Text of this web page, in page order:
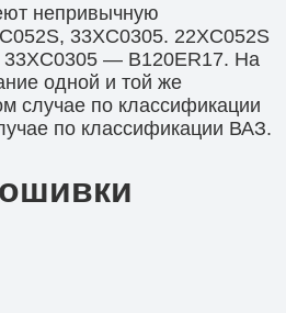
непривычную
33XC0305. 22XC052S
33XC0305 — B120ER17. На
одной и той же
случае по классификации
по классификации ВАЗ.